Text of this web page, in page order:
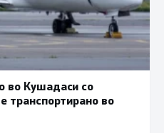
во Кушадаси со
транспортирано во